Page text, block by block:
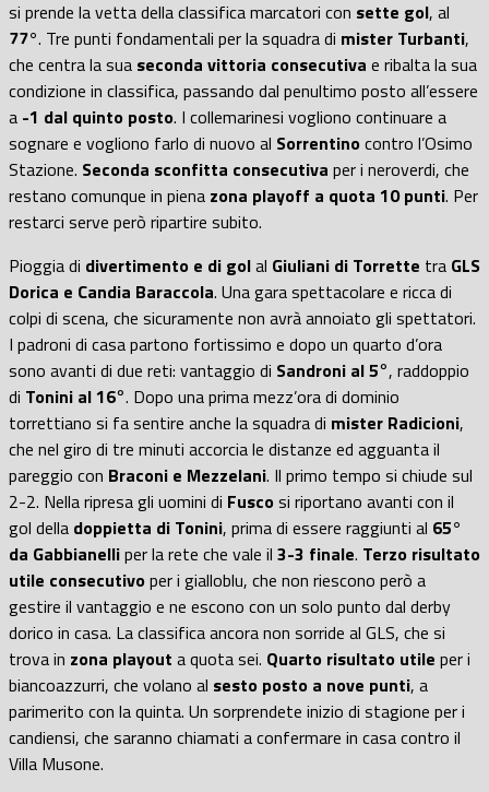
si prende la vetta della classifica marcatori con sette gol, al
77°. Tre punti fondamentali per la squadra di mister Turbanti,
che centra la sua seconda vittoria consecutiva e ribalta la sua
condizione in classifica, passando dal penultimo posto all’essere
a -1 dal quinto posto. I collemarinesi vogliono continuare a
sognare e vogliono farlo di nuovo al Sorrentinocontro l’Osimo
Stazione. Seconda sconfitta consecutiva per i neroverdi, che
restano comunque in piena zona playoff a quota 10 punti. Per
restarci serve però ripartire subito.
Pioggia di divertimento e di golal Giuliani di Torrette tra GLS
Dorica e Candia Baraccola. Una gara spettacolare e ricca di
colpi di scena, che sicuramente non avrà annoiato gli spettatori.
I padroni di casa partono fortissimo e dopo un quarto d’ora
sono avanti di due reti: vantaggio di Sandroni al 5°, raddoppio
di Tonini al 16°. Dopo una prima mezz’ora di dominio
torrettiano si fa sentire anche la squadra di mister Radicioni,
che nel giro di tre minuti accorcia le distanze ed agguanta il
pareggio con Braconi e Mezzelani. Il primo tempo si chiude sul
2-2. Nella ripresa gli uomini di Fuscosi riportano avanti con il
gol della doppietta di Tonini, prima di essere raggiunti al 65°
da Gabbianelliper la rete che vale il 3-3 finale. Terzo risultato
utile consecutivoper i gialloblu, che non riescono però a
gestire il vantaggio e ne escono con un solo punto dal derby
dorico in casa. La classifica ancora non sorride al GLS, che si
trova in zona playout a quota sei. Quarto risultato utile per i
biancoazzurri, che volano al sesto posto a nove punti, a
parimerito con la quinta. Un sorprendete inizio di stagione per i
candiensi, che saranno chiamati a confermare in casa contro il
Villa Musone.